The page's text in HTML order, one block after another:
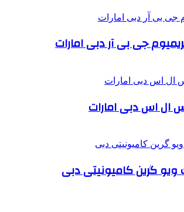
جی بی آر دبی امارات
ال اس دبی امارات
ویو گرین کامیونیتی دبی